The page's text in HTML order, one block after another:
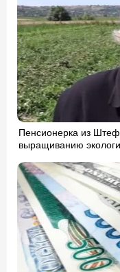
Пенсионерка из
выращиванию